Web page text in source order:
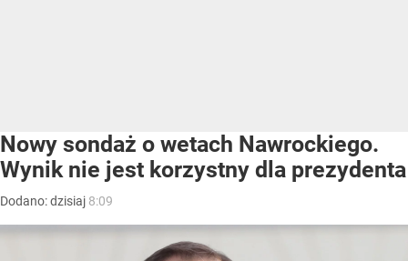
Nowy sondaż o wetach Nawrockiego.
Wynik nie jest korzystny dla prezydenta
Dodano:dzisiaj 8:09